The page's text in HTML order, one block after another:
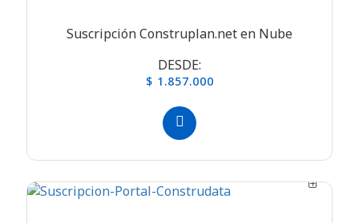
Suscripción Construplan.net en Nube
DESDE:
$ 1.857.000